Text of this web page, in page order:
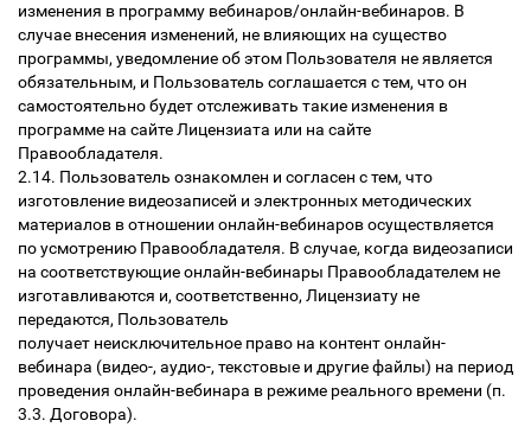
изменения в программу вебинаров/онлайн-вебинаров. В
случае внесения изменений, не влияющих на существо
программы, уведомление об этом Пользователя не является
обязательным, и Пользователь соглашается с тем, что он
самостоятельно будет отслеживать такие изменения в
программе на сайте Лицензиата или на сайте
Правообладателя.
2.14. Пользователь ознакомлен и согласен с тем, что
изготовление видеозаписей и электронных методических
материалов в отношении онлайн-вебинаров осуществляется
по усмотрению Правообладателя. В случае, когда видеозаписи
на соответствующие онлайн-вебинары Правообладателем не
изготавливаются и, соответственно, Лицензиату не
передаются, Пользователь
получает неисключительное право на контент онлайн-
вебинара (видео-, аудио-, текстовые и другие файлы) на период
проведения онлайн-вебинара в режиме реального времени (п.
3.3. Договора).